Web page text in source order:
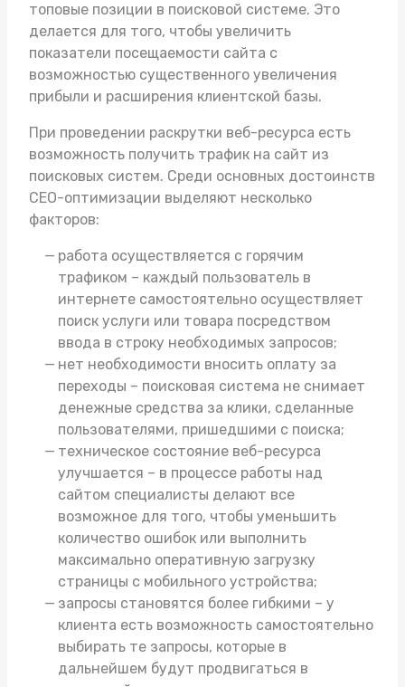
топовые позиции в поисковой системе. Это
делается для того, чтобы увеличить
показатели посещаемости сайта с
возможностью существенного увеличения
прибыли и расширения клиентской базы.
При проведении раскрутки веб-ресурса есть
возможность получить трафик на сайт из
поисковых систем. Среди основных достоинств
СЕО-оптимизации выделяют несколько
факторов:
работа осуществляется с горячим
трафиком – каждый пользователь в
интернете самостоятельно осуществляет
поиск услуги или товара посредством
ввода в строку необходимых запросов;
нет необходимости вносить оплату за
переходы – поисковая система не снимает
денежные средства за клики, сделанные
пользователями, пришедшими с поиска;
техническое состояние веб-ресурса
улучшается – в процессе работы над
сайтом специалисты делают все
возможное для того, чтобы уменьшить
количество ошибок или выполнить
максимально оперативную загрузку
страницы с мобильного устройства;
запросы становятся более гибкими – у
клиента есть возможность самостоятельно
выбирать те запросы, которые в
дальнейшем будут продвигаться в